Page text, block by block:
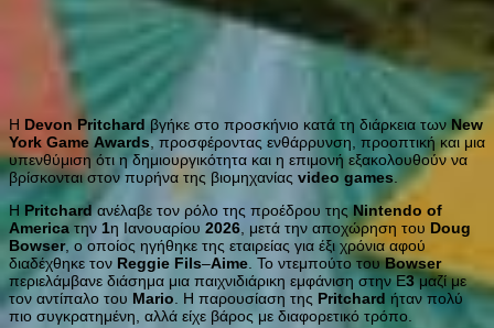
Η Devon Pritchard βγήκε στο προσκήνιο κατά τη διάρκεια των New
York Game Awards , προσφέροντας ενθάρρυνση, προοπτική και μια
υπενθύμιση ότι η δημιουργικότητα και η επιμονή εξακολουθούν να
βρίσκονται στον πυρήνα της βιομηχανίας video games
Η Pritchardανέλαβε τον ρόλο της προέδρου τηςNintendo of
America την 1η Ιανουαρίου 2026 , μετά την αποχώρηση του Doug
Bowser, ο οποίος ηγήθηκε της εταιρείας για έξι χρόνια αφού
διαδέχθηκε τον Reggie Fils–Aime . Το ντεμπούτο τουBowser
περιελάμβανε διάσημα μια παιχνιδιάρικη εμφάνιση στην E3μαζί με
τον αντίπαλο του Mario . Η παρουσίαση της Pritchard ήταν πολύ
πιο συγκρατημένη, αλλά είχε βάρος με διαφορετικό τρόπο.